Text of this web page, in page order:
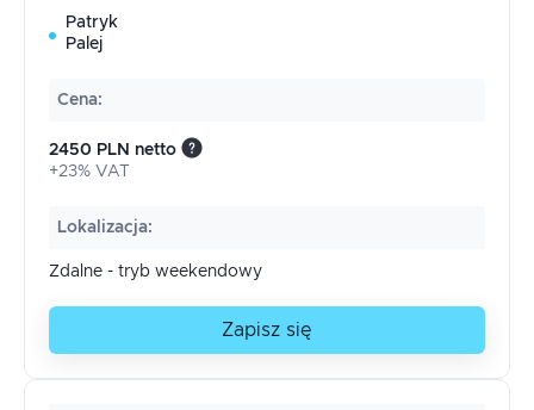
Patryk
Palej
Cena:
2450 PLN netto
+23% VAT
Lokalizacja:
Zdalne - tryb weekendowy
Zapisz się